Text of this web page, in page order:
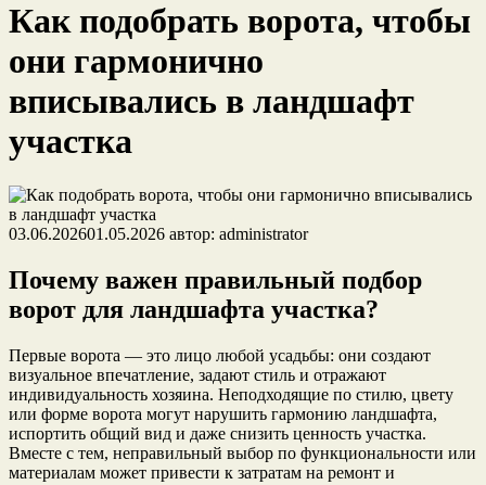
Как подобрать ворота, чтобы
они гармонично
вписывались в ландшафт
участка
03.06.202601.05.2026 автор: administrator
Почему важен правильный подбор
ворот для ландшафта участка?
Первые ворота — это лицо любой усадьбы: они создают
визуальное впечатление, задают стиль и отражают
индивидуальность хозяина. Неподходящие по стилю, цвету
или форме ворота могут нарушить гармонию ландшафта,
испортить общий вид и даже снизить ценность участка.
Вместе с тем, неправильный выбор по функциональности или
материалам может привести к затратам на ремонт и